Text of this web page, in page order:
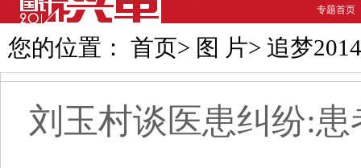
专题首页
您的位置： 首页> 图 片> 追梦
刘玉村谈医患纠纷: